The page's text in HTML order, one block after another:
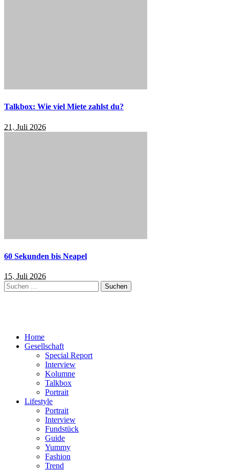
Talkbox: Wie viel Miete zahlst du?
21. Juli 2026
60 Sekunden bis Neapel
15. Juli 2026
Suchen
nach:
Home
Gesellschaft
Special Report
Interview
Kolumne
Talkbox
Portrait
Lifestyle
Portrait
Interview
Fundstück
Guide
Yummy
Fashion
Trend